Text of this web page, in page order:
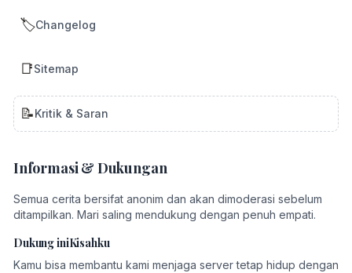
🏷️Changelog
📑Sitemap
📝Kritik & Saran
Informasi & Dukungan
Semua cerita bersifat anonim dan akan dimoderasi sebelum
ditampilkan. Mari saling mendukung dengan penuh empati.
Dukung iniKisahku
Kamu bisa membantu kami menjaga server tetap hidup dengan